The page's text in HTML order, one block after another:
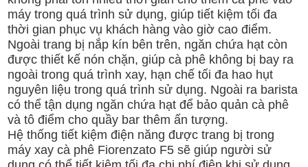
máy trong quá trình sử dụng, giúp tiết kiệm tối đa
thời gian phục vụ khách hàng vào giờ cao điểm.
Ngoài trang bị nắp kín bên trên, ngăn chứa hạt còn
được thiết kế nón chặn, giúp cà phê không bị bay ra
ngoài trong quá trình xay, hạn chế tối đa hao hụt
nguyên liệu trong quá trình sử dụng. Ngoài ra barista
có thể tận dụng ngăn chứa hạt để bảo quản cà phê
và tô điểm cho quầy bar thêm ấn tượng.
Hệ thống tiết kiệm điện năng được trang bị trong
máy xay cà phê Fiorenzato F5 sẽ giúp người sử